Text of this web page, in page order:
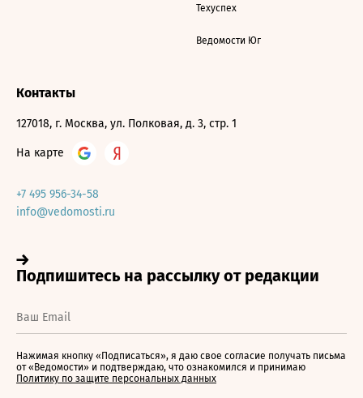
Техуспех
Ведомости Юг
Контакты
127018, г. Москва, ул. Полковая, д. 3, стр. 1
На карте
+7 495 956-34-58
info@vedomosti.ru
Нажимая кнопку «Подписаться», я даю свое согласие получать письма
от «Ведомости» и подтверждаю, что ознакомился и принимаю
Политику по защите персональных данных